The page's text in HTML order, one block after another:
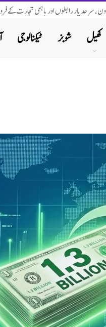
سرحد پار رابطوں اور باہمی تجارت کے
ٹیکنالوجی شوبز کھیل